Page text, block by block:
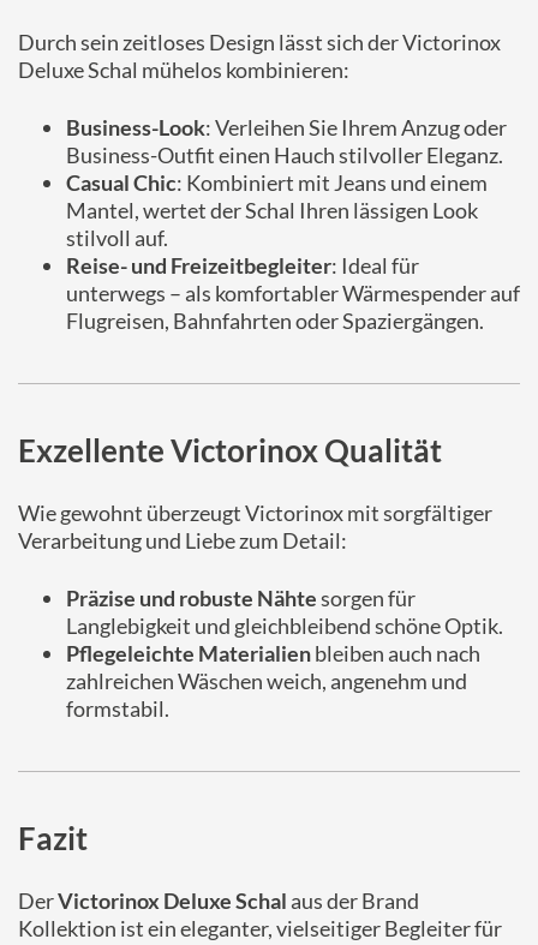
Durch sein zeitloses Design lässt sich der Victorinox
Deluxe Schal mühelos kombinieren:
Business-Look: Verleihen Sie Ihrem Anzug oder
Business-Outfit einen Hauch stilvoller Eleganz.
Casual Chic: Kombiniert mit Jeans und einem
Mantel, wertet der Schal Ihren lässigen Look
stilvoll auf.
Reise- und Freizeitbegleiter: Ideal für
unterwegs – als komfortabler Wärmespender auf
Flugreisen, Bahnfahrten oder Spaziergängen.
Exzellente Victorinox Qualität
Wie gewohnt überzeugt Victorinox mit sorgfältiger
Verarbeitung und Liebe zum Detail:
Präzise und robuste Nähtesorgen für
Langlebigkeit und gleichbleibend schöne Optik.
Pflegeleichte Materialienbleiben auch nach
zahlreichen Wäschen weich, angenehm und
formstabil.
Fazit
DerVictorinox Deluxe Schal aus der Brand
Kollektion ist ein eleganter, vielseitiger Begleiter für